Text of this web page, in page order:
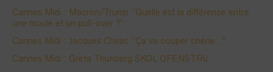
Cannes Midi : Macron/Trump “Quelle est la différence entre
une moule et un pull-over ?”
Cannes Midi : Jacques Chirac “Ça va couper chérie…”
Cannes Midi : Greta Thunberg SKOL OFENSTRü